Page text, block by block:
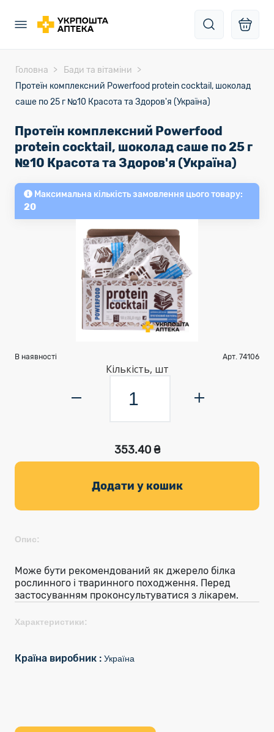
Головна
Бади та вітаміни
Протеїн комплексний Powerfood protein cocktail, шоколад
саше по 25 г №10 Красота та Здоров'я (Україна)
Протеїн комплексний Powerfood
protein cocktail, шоколад саше по 25 г
№10 Красота та Здоров'я (Україна)
Максимальна кількість замовлення цього товару:
20
В наявності Арт. 74106
Кількість, шт
353.40 ₴
Додати у кошик
Опис:
Може бути рекомендований як джерело білка
рослинного і тваринного походження. Перед
застосуванням проконсультуватися з лікарем.
Характеристики:
Країна виробник : Україна